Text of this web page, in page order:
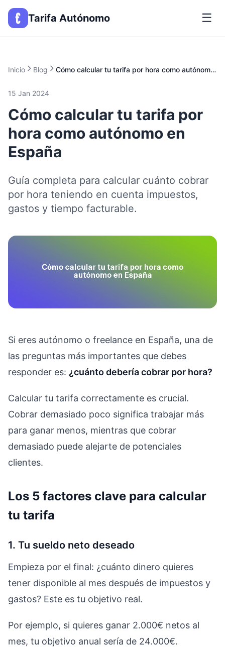
Tarifa Autónomo ☰
Inicio Blog Cómo calcular tu tarifa por hora como autónomo en España
15 Jan 2024
Cómo calcular tu tarifa por
hora como autónomo en
España
Guía completa para calcular cuánto cobrar
por hora teniendo en cuenta impuestos,
gastos y tiempo facturable.
Si eres autónomo o freelance en España, una de
las preguntas más importantes que debes
responder es: ¿cuánto debería cobrar por hora?
Calcular tu tarifa correctamente es crucial.
Cobrar demasiado poco significa trabajar más
para ganar menos, mientras que cobrar
demasiado puede alejarte de potenciales
clientes.
Los 5 factores clave para calcular
tu tarifa
1. Tu sueldo neto deseado
Empieza por el final: ¿cuánto dinero quieres
tener disponible al mes después de impuestos y
gastos? Este es tu objetivo real.
Por ejemplo, si quieres ganar 2.000€ netos al
mes, tu objetivo anual sería de 24.000€.